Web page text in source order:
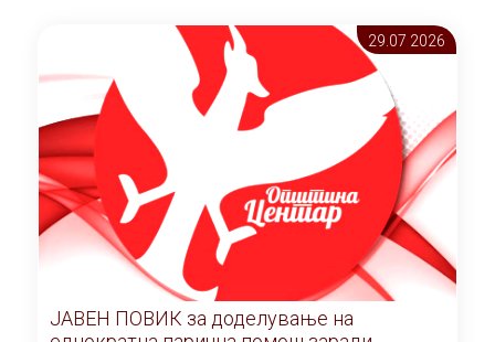
29.07 2026
ЈАВЕН ПОВИК за доделување на